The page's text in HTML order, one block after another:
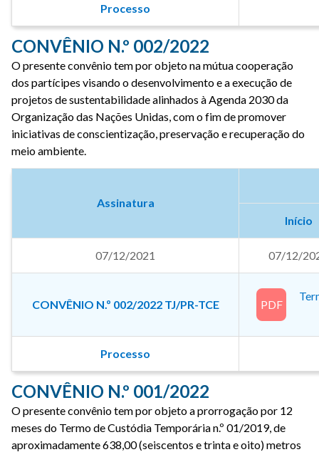
Processo
CONVÊNIO N.º 002/2022
O presente convênio tem por objeto na mútua cooperação
dos partícipes visando o desenvolvimento e a execução de
projetos de sustentabilidade alinhados à Agenda 2030 da
Organização das Nações Unidas, com o fim de promover
iniciativas de conscientização, preservação e recuperação do
meio ambiente.
Assinatura
Início
07/12/2021 07/12/
CONVÊNIO N.º 002/2022 TJ/PR-TCE PDF
Processo
CONVÊNIO N.º 001/2022
O presente convênio tem por objeto a prorrogação por 12
meses do Termo de Custódia Temporária n.º 01/2019, de
aproximadamente 638,00 (seiscentos e trinta e oito) metros